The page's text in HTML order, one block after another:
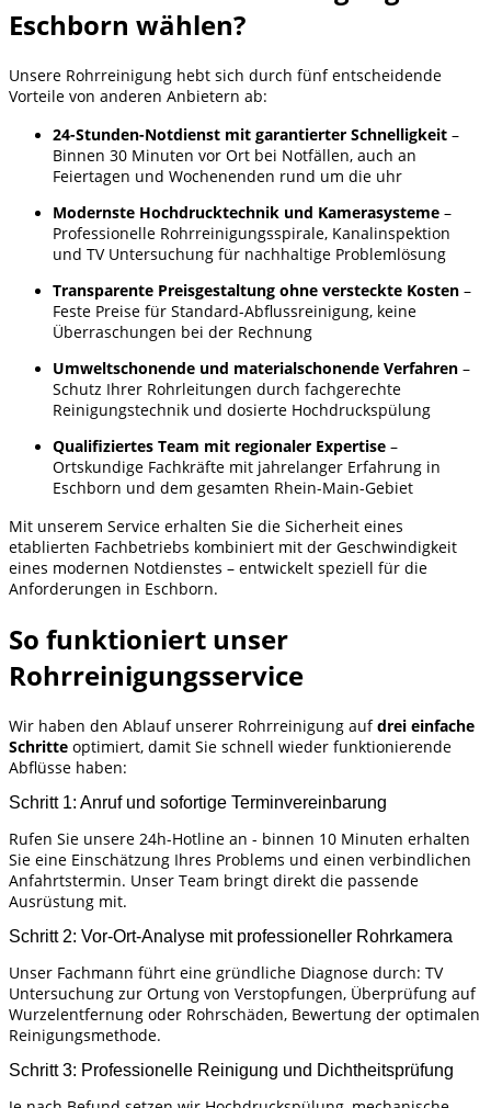
Eschborn wählen?
Unsere Rohrreinigung hebt sich durch fünf entscheidende
Vorteile von anderen Anbietern ab:
24-Stunden-Notdienst mit garantierter Schnelligkeit –
Binnen 30 Minuten vor Ort bei Notfällen, auch an
Feiertagen und Wochenenden rund um die uhr
Modernste Hochdrucktechnik und Kamerasysteme –
Professionelle Rohrreinigungsspirale, Kanalinspektion
und TV Untersuchung für nachhaltige Problemlösung
Transparente Preisgestaltung ohne versteckte Kosten –
Feste Preise für Standard-Abflussreinigung, keine
Überraschungen bei der Rechnung
Umweltschonende und materialschonende Verfahren –
Schutz Ihrer Rohrleitungen durch fachgerechte
Reinigungstechnik und dosierte Hochdruckspülung
Qualifiziertes Team mit regionaler Expertise –
Ortskundige Fachkräfte mit jahrelanger Erfahrung in
Eschborn und dem gesamten Rhein-Main-Gebiet
Mit unserem Service erhalten Sie die Sicherheit eines
etablierten Fachbetriebs kombiniert mit der Geschwindigkeit
eines modernen Notdienstes – entwickelt speziell für die
Anforderungen in Eschborn.
So funktioniert unser
Rohrreinigungsservice
Wir haben den Ablauf unserer Rohrreinigung aufdrei einfache
Schritte optimiert, damit Sie schnell wieder funktionierende
Abflüsse haben:
Schritt 1: Anruf und sofortige Terminvereinbarung
Rufen Sie unsere 24h-Hotline an - binnen 10 Minuten erhalten
Sie eine Einschätzung Ihres Problems und einen verbindlichen
Anfahrtstermin. Unser Team bringt direkt die passende
Ausrüstung mit.
Schritt 2: Vor-Ort-Analyse mit professioneller Rohrkamera
Unser Fachmann führt eine gründliche Diagnose durch: TV
Untersuchung zur Ortung von Verstopfungen, Überprüfung auf
Wurzelentfernung oder Rohrschäden, Bewertung der optimalen
Reinigungsmethode.
Schritt 3: Professionelle Reinigung und Dichtheitsprüfung